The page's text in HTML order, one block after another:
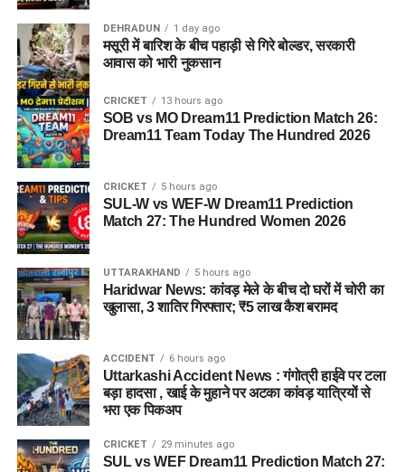
DEHRADUN 1 day ago
मसूरी में बारिश के बीच पहाड़ी से गिरे बोल्डर, सरकारी
आवास को भारी नुकसान
CRICKET 13 hours ago
SOB vs MO Dream11 Prediction Match 26:
Dream11 Team Today The Hundred 2026
CRICKET 5 hours ago
SUL-W vs WEF-W Dream11 Prediction
Match 27: The Hundred Women 2026
UTTARAKHAND 5 hours ago
Haridwar News: कांवड़ मेले के बीच दो घरों में चोरी का
खुलासा, 3 शातिर गिरफ्तार; ₹5 लाख कैश बरामद
ACCIDENT 6 hours ago
Uttarkashi Accident News : गंगोत्री हाईवे पर टला
बड़ा हादसा , खाई के मुहाने पर अटका कांवड़ यात्रियों से
भरा एक पिकअप
CRICKET 29 minutes ago
SUL vs WEF Dream11 Prediction Match 27: